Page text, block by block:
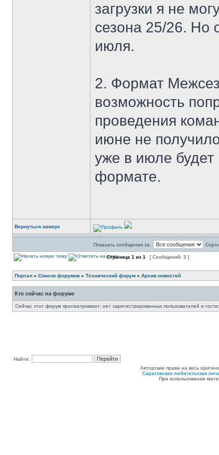
загрузки я не
сезона 25/26. Но
июля.
2. Формат
возможность
проведения
июне не
уже в июле будет
формате.
Вернуться наверх
Показать сообщения за:
Страница 1 из 1 [ Сообщений: 3 ]
Портал » Список форумов » Технический форум » Архив новостей
Кто сейчас на форуме
Сейчас этот форум просматривают: нет зарегистрированных пользователей и
Найти:
Авторские права на весь
Саратовская любительская
При использовании